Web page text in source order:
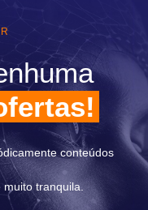
conteúdos
muito tranquila.